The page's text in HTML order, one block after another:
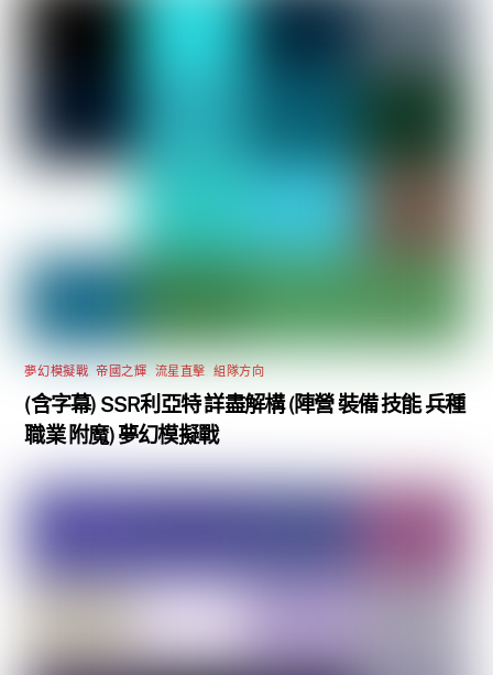
夢幻模擬戰 ,帝國之輝 流星直擊 ,組隊方向
(含字幕) SSR利亞特 詳盡解構 (陣營 裝備 技能 兵種
職業 附魔) 夢幻模擬戰